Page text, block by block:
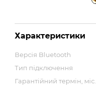
Характеристики
Версія Bluetooth
Тип підключення
Гарантійний термін, міс.